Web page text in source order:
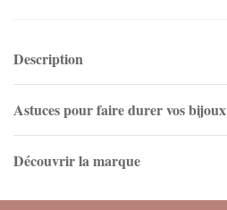
Description
Astuces pour faire durer vos bijoux
Découvrir la marque